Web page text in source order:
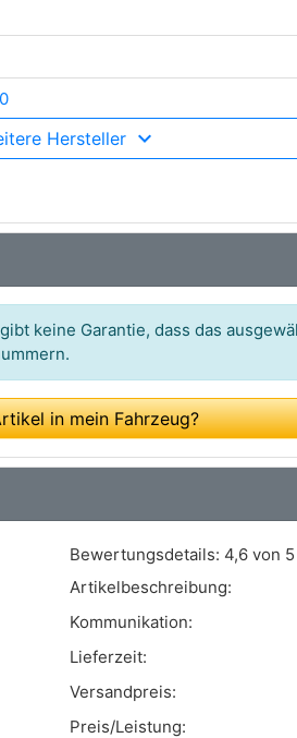
272
Hersteller
keine Garantie, dass das
in mein Fahrzeug?
Bewertungsdetails: 4,6 von 5
Artikelbeschreibung:
Kommunikation:
Lieferzeit:
Versandpreis:
Preis/Leistung: